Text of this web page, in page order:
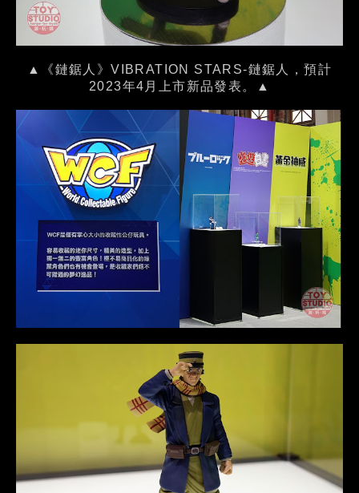
▲《鏈鋸人》VIBRATION STARS-鏈鋸人，預計
2023年4月上市新品發表。▲